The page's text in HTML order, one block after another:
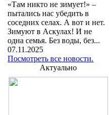
«Там никто не зимует!» –
пытались нас убедить в
соседних селах. А вот и нет.
Зимуют в Аскулах! И не
одна семья. Без воды, без...
07.11.2025
Посмотреть все новости.
Актуально